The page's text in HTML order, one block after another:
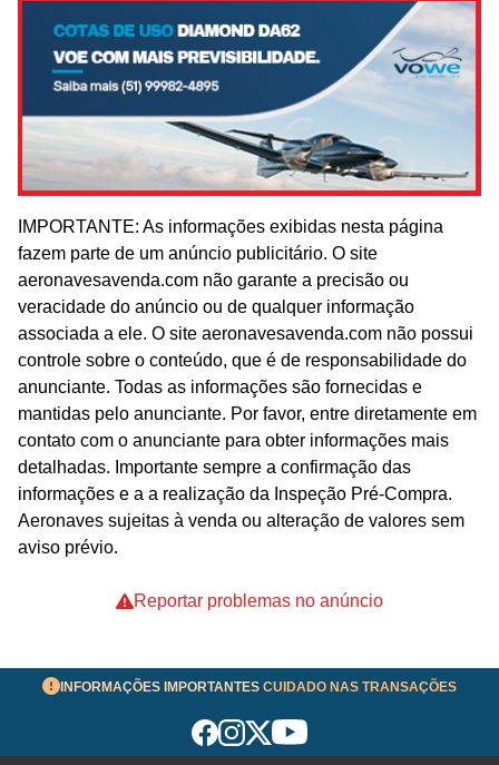
IMPORTANTE: As informações exibidas nesta página
fazem parte de um anúncio publicitário. O site
aeronavesavenda.com não garante a precisão ou
veracidade do anúncio ou de qualquer informação
associada a ele. O site aeronavesavenda.com não possui
controle sobre o conteúdo, que é de responsabilidade do
anunciante. Todas as informações são fornecidas e
mantidas pelo anunciante. Por favor, entre diretamente em
contato com o anunciante para obter informações mais
detalhadas. Importante sempre a confirmação das
informações e a a realização da Inspeção Pré-Compra.
Aeronaves sujeitas à venda ou alteração de valores sem
aviso prévio.
Reportar problemas no anúncio
INFORMAÇÕES IMPORTANTES CUIDADO NAS TRANSAÇÕES